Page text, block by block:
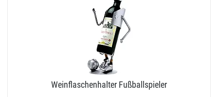
Weinflaschenhalter Fußballspieler